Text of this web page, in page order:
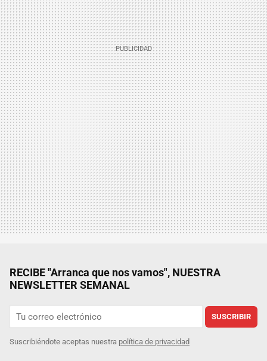
RECIBE "Arranca que nos vamos", NUESTRA
NEWSLETTER SEMANAL
SUSCRIBIR
Suscribiéndote aceptas nuestra política de privacidad